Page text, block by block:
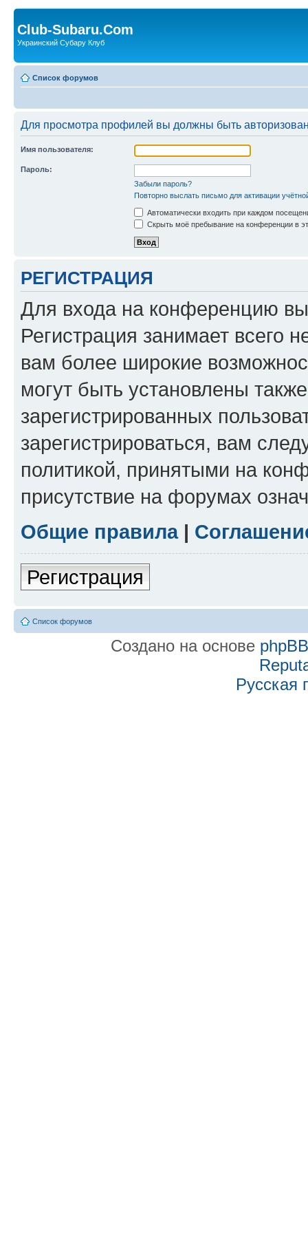
Club-Subaru.Com
Украинский Субару Клуб
Список форумов
Для просмотра профилей вы должны быть
Имя пользователя:
Пароль:
Забыли пароль?
Повторно выслать письмо для активации
Автоматически входить при каждом
Скрыть моё пребывание на конференции в
РЕГИСТРАЦИЯ
Для входа на конференцию
Регистрация занимает всего
вам более широкие
могут быть установлены
зарегистрированных
зарегистрироваться, вам
политикой, принятыми на
присутствие на форумах
Общие правила|
Регистрация
Список форумов
Создано на основе phpBB
Русская